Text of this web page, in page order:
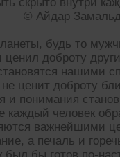
© Айдар
будь то
ценил доброту
нашими
ценит доброту
и понимания
каждый человек
важнейшими
а печаль и
бы готов по-